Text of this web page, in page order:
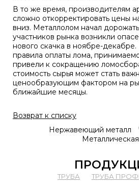
В то же время, производителям
сложно откорректировать цены
вниз. Металлолом начал
участников рынка возникли
нового скачка в ноябре-
правила оплаты лома,
привели к сокращению
стоимость сырья может стать
ценообразующим фактором на
ближайшие месяцы.
Возврат к списку
Нержавеющий металл
ТРУБА
ТРУБА